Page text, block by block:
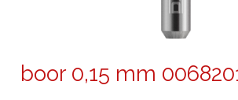
boor 0,15 mm